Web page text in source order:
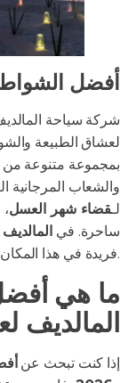
أفضل
شركة سياحة
لعشاق الطبيعة
بمجموعة متنوعة من
والشعاب المرجانية
لـقضاء شهر العسل
ساحرة. في المالديف
فريدة في هذا المكان الرائع، الذي يجمع بين الجمال الطبيعي والرفاهية.
ما هي
المالديف لعام
إذا كنت تبحث عن